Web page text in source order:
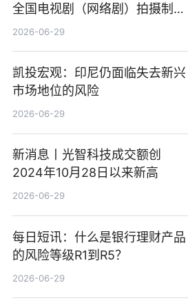
全国电视剧（网络剧）拍摄制作
备案公示剧目197部
2026-06-29
凯投宏观：印尼仍面临失去新兴
市场地位的风险
2026-06-29
新消息丨光智科技成交额创
2024年10月28日以来新高
2026-06-29
每日短讯：什么是银行理财产品
的风险等级R1到R5？
2026-06-29